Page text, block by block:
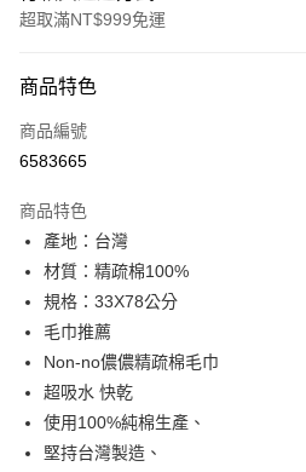
超取滿NT$999免運
信用卡一次付款
超商取貨付款
Apple Pay
街口支付
悠遊付
運送方式
全家取貨付款
每筆NT$90，滿NT$999(含以上)免運費
商品特色
商品編號
6583665
商品特色
產地：台灣
材質：精疏棉100%
規格：33X78公分
毛巾推薦
Non-no儂儂精疏棉毛巾
超吸水 快乾
使用100%純棉生產、
堅持台灣製造、